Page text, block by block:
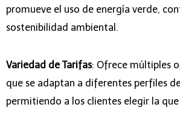
promueve el uso de energía verde,
sostenibilidad ambiental.
Variedad de Tarifas: Ofrece múltiples
que se adaptan a diferentes perfiles
permitiendo a los clientes elegir la